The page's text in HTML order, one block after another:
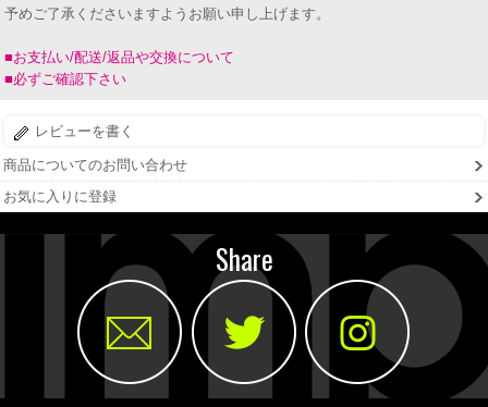
予めご了承くださいますようお願い申し上げます。
■お支払い/配送/返品や交換について
■必ずご確認下さい
レビューを書く
商品についてのお問い合わせ
お気に入りに登録
Share